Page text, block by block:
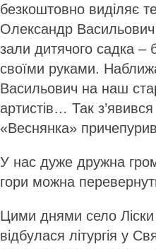
безкоштовно виділяє
Олександр Васильович
зали дитячого садка –
своїми руками.
Васильович на наш
артистів… Так
«Веснянка»
У нас дуже дружна
гори можна
Цими днями село Ліски
відбулася літургія у